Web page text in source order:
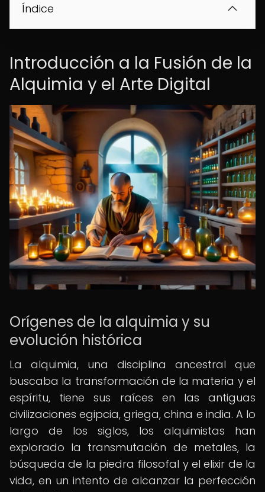
Índice
Introducción a la Fusión de la
Alquimia y el Arte Digital
Orígenes de la alquimia y su
evolución histórica
La alquimia, una disciplina ancestral que
buscaba la transformación de la materia y el
espíritu, tiene sus raíces en las antiguas
civilizaciones egipcia, griega, china e india. A lo
largo de los siglos, los alquimistas han
explorado la transmutación de metales, la
búsqueda de la piedra filosofal y el elixir de la
vida, en un intento de alcanzar la perfección